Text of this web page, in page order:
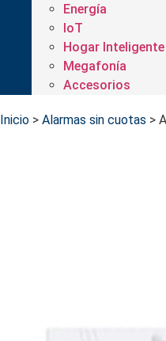
Energía
IoT
Hogar Inteligente
Megafonía
Accesorios
Inicio > Alarmas sin cuotas >